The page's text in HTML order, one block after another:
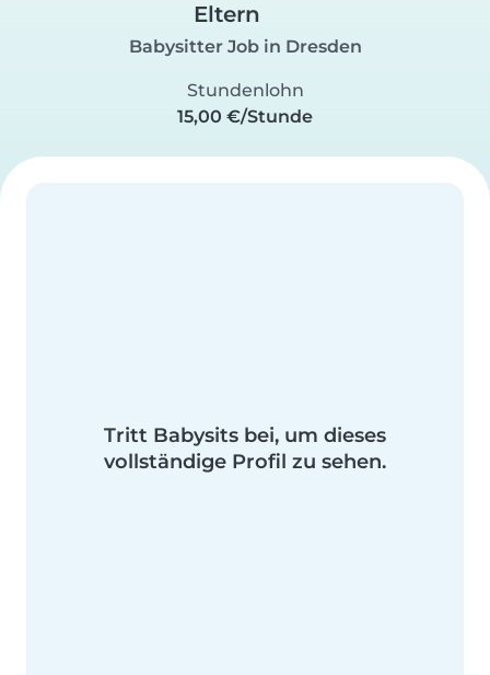
Eltern
Babysitter Job in Dresden
Stundenlohn
15,00 €/Stunde
Tritt Babysits bei, um dieses
vollständige Profil zu sehen.